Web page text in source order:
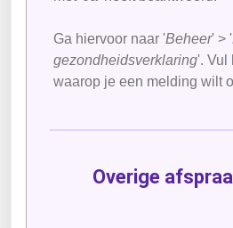
Ga hiervoor naar 'Beheer' > '
gezondheidsverklaring'. Vul
waarop je een melding wilt
Overige